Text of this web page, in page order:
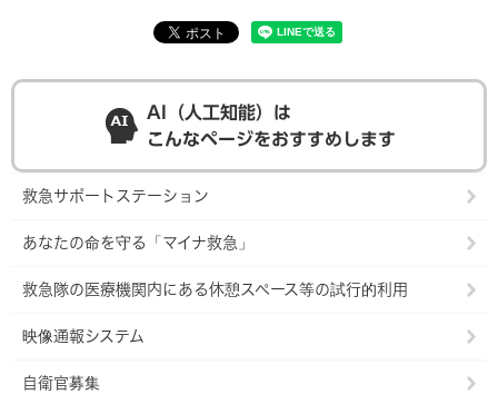
AI（人工知能）は
こんなページをおすすめします
救急サポートステーション
あなたの命を守る「マイナ救急」
救急隊の医療機関内にある休憩スペース等の試行的利用
映像通報システム
自衛官募集